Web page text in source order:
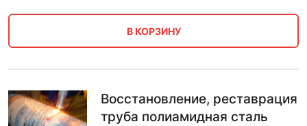
В КОРЗИНУ
Восстановление, реставрация
труба полиамидная сталь